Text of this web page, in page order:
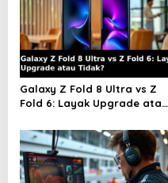
v
i
g
a
t
i
o
n
Galaxy Z Fold 8 Ultra vs Z
Fold 6: Layak Upgrade atau